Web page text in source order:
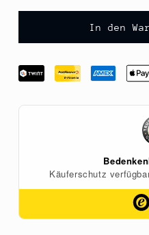
Menge
Tasmanische
ganz,
schwarz,
Menge
für
ganz,
schwarz,
In den